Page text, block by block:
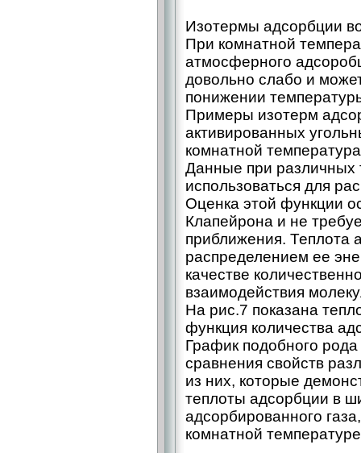
Изотермы адсорбции
При комнатной
атмосферного
довольно слабо и
понижении
Примеры изотерм
активированных
комнатной
Данные при различных
использоваться для
Оценка этой функции
Клапейрона и не
приближения. Теплота
распределением ее
качестве
взаимодействия
На рис.7 показана
функция количества
График подобного
сравнения свойств
из них, которые
теплоты адсорбции в
адсорбированного
комнатной